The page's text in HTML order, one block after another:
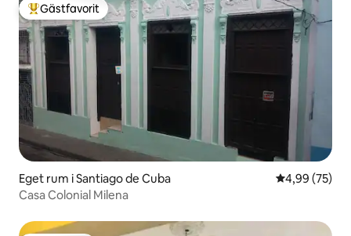
Populär gästfavorit
Gästfavorit
Eget rum i Santiago de Cuba 4,99 av 5 i
4,99 (75)
Casa Colonial Milena